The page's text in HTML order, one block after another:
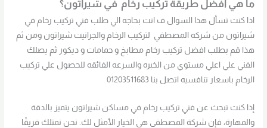
ما هي افضل طريقة تركيب رخام في شيراتون؟
اذا كنت تسأل هذا السوال ف انت بحاجه الي طلب فني تركيب رخام في
شيراتون من شركه المصطفي لتركيب الرخام والجرانيت شيراتون ومن ثم
هذا قم بطلب افضل تركيب رخام مطابخ و حمامات و ديكور ثم يصلك
الفني علي اعلي مستوي من الخبره والسرعه الفائقه للحصول علي تركيب
الرخام باسعار تنافسيه اتصل بنا 01203511683
إذا كنت تبحث عن فني تركيب رخام في مساكن شيراتون يتميز بالدقة
والمهارة، فإن شركة المصطفى هي الخيار الأمثل لك. نحن نمتلك فريقًا